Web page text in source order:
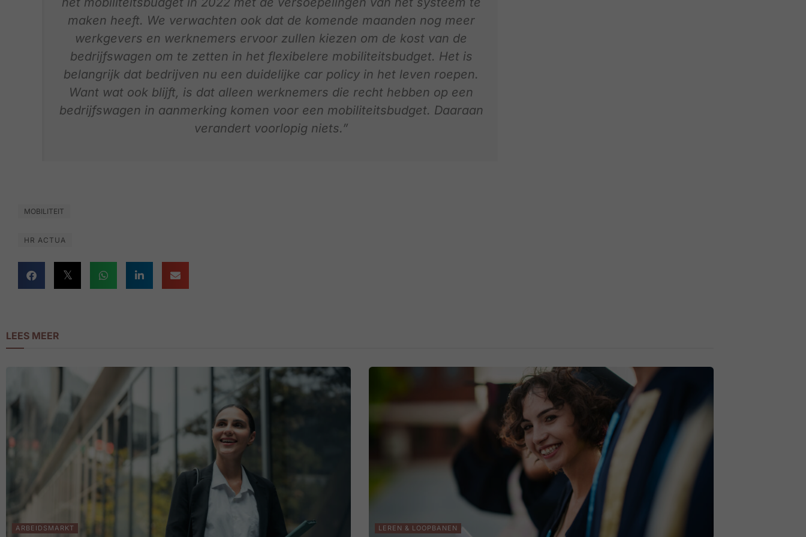
maken heeft. We verwachten ook dat de komende maanden nog meer
werkgevers en werknemers ervoor zullen kiezen om de kost van de
bedrijfswagen om te zetten in het flexibelere mobiliteitsbudget. Het is
belangrijk dat bedrijven nu een duidelijke car policy in het leven roepen.
Want wat ook blijft, is dat alleen werknemers die recht hebben op een
bedrijfswagen in aanmerking komen voor een mobiliteitsbudget. Daaraan
verandert voorlopig niets.”
MOBILITEIT
HR ACTUA
LEES MEER
ARBEIDSMARKT LEREN & LOOPBANEN